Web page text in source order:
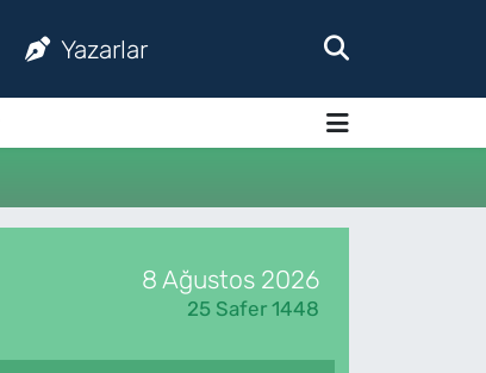
Yazarlar
8 Ağustos 2026
25 Safer 1448